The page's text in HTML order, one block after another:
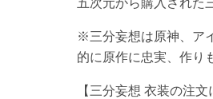
※三分妄想は原神、ア
的に原作に忠実、作り
【三分妄想 衣装の注文